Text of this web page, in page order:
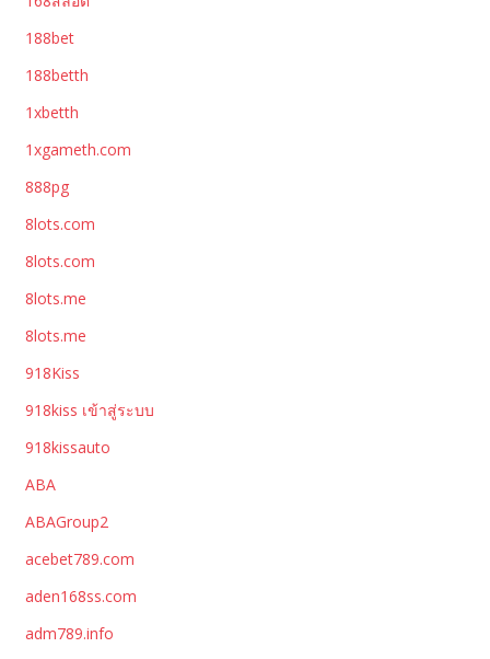
188bet
188betth
1xbetth
1xgameth.com
888pg
8lots.com
8lots.com
8lots.me
8lots.me
918Kiss
918kiss เข้าสู่ระบบ
918kissauto
ABA
ABAGroup2
acebet789.com
aden168ss.com
adm789.info